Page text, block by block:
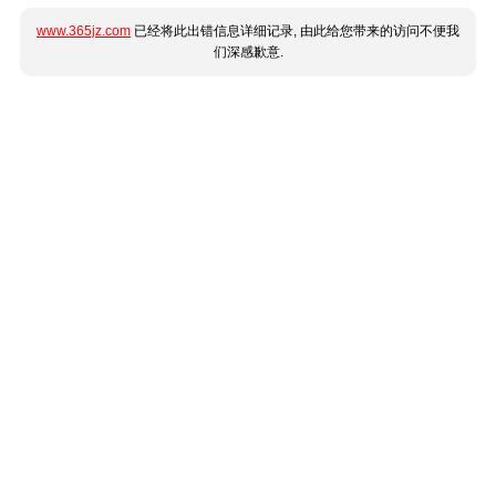
www.365jz.com 已经将此出错信息详细记录, 由此给您带来的访问不便我
们深感歉意.